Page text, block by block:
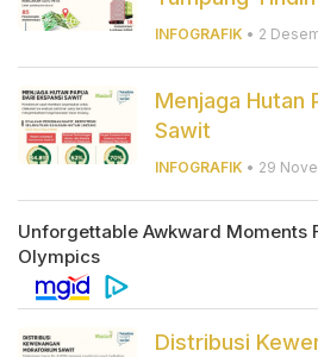
INFOGRAFIK • 2
Menjaga Hutan
Sawit
INFOGRAFIK • 29
Distribusi